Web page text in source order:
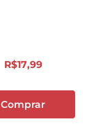
R$17,99
Comprar